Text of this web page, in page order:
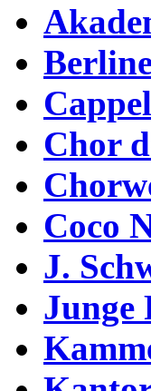
Chor
Coco
J.
Junge